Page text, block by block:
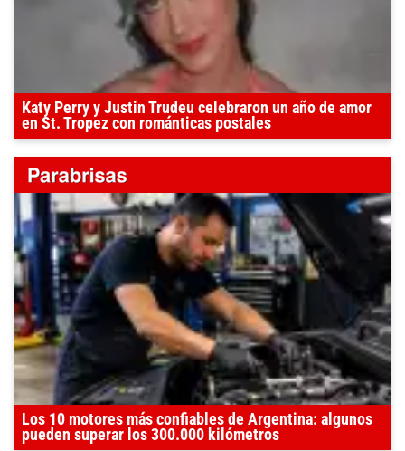
Katy Perry y Justin Trudeu celebraron un año de amor
en St. Tropez con románticas postales
Los 10 motores más confiables de Argentina: algunos
pueden superar los 300.000 kilómetros